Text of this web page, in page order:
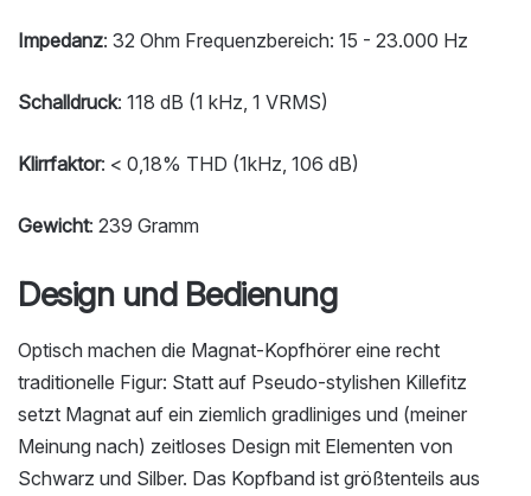
Impedanz: 32 Ohm Frequenzbereich: 15 - 23.000 Hz
Schalldruck: 118 dB (1 kHz, 1 VRMS)
Klirrfaktor: < 0,18% THD (1kHz, 106 dB)
Gewicht: 239 Gramm
Design und Bedienung
Optisch machen die Magnat-Kopfhörer eine recht
traditionelle Figur: Statt auf Pseudo-stylishen Killefitz
setzt Magnat auf ein ziemlich gradliniges und (meiner
Meinung nach) zeitloses Design mit Elementen von
Schwarz und Silber. Das Kopfband ist größtenteils aus